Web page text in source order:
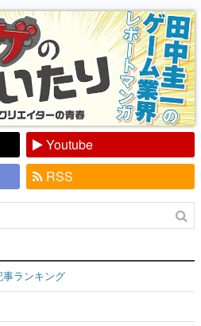
Youtube
RSS
ランキング